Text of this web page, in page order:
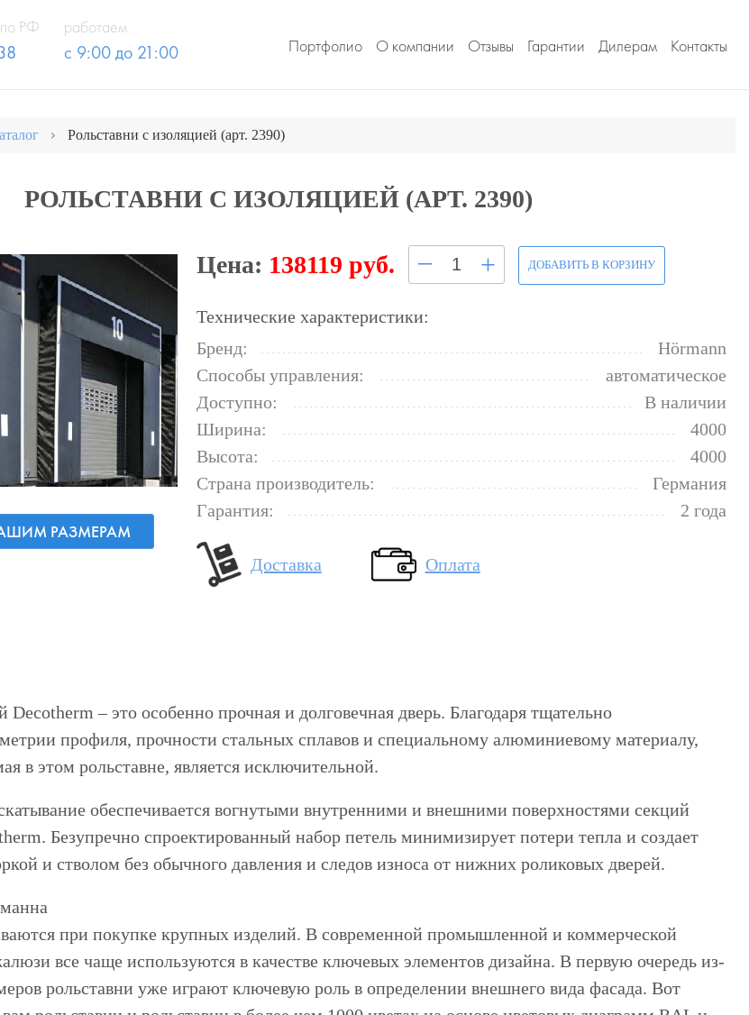
по РФ работаем
с 9:00 до 21:00 Портфолио О компании Отзывы Гарантии Дилерам Контакты
Рольставни с изоляцией (арт. 2390)
РОЛЬСТАВНИ С ИЗОЛЯЦИЕЙ (АРТ. 2390)
РАЗМЕРАМ
Цена: 138119 руб. – + ДОБАВИТЬ В КОРЗИНУ
Технические характеристики:
Бренд:
Hörmann
Способы управления:
автоматическое
Доступно:
В наличии
Ширина:
4000
Высота:
4000
Страна производитель:
Германия
Гарантия:
2 года
Доставка Оплата
Decotherm – это особенно прочная и долговечная дверь. Благодаря тщательно
профиля, прочности стальных сплавов и специальному алюминиевому материалу,
в этом рольставне, является исключительной.
обеспечивается вогнутыми внутренними и внешними поверхностями секций
Безупречно спроектированный набор петель минимизирует потери тепла и создает
и стволом без обычного давления и следов износа от нижних роликовых дверей.
при покупке крупных изделий. В современной промышленной и коммерческой
все чаще используются в качестве ключевых элементов дизайна. В первую очередь из-
рольставни уже играют ключевую роль в определении внешнего вида фасада. Вот